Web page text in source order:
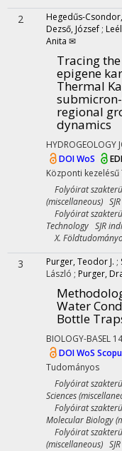
2 Hegedűs-
Dezső, József ;
Anita ✉
Tracing
epigene
Thermal
regional
dynamics
HYDROGEOLOGY
DOIWoS
Központi kezelésű
Folyóirat
(miscellaneous)
Folyóirat
Technology SJR
X.
3 Purger, Teodor J. ;
László ; Purger,
Water
Bottle
BIOLOGY-BASEL 14
DOIWoS
Tudományos
Folyóirat
Sciences
Folyóirat
Molecular Biology
Folyóirat
(miscellaneous)